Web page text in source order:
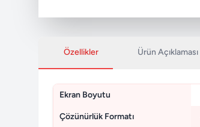
Özellikler Ürün Açıklaması
Ekran Boyutu
Çözünürlük Formatı